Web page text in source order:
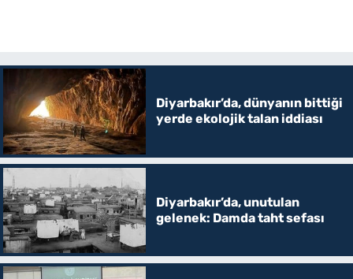
Diyarbakır’da, dünyanın bittiği
yerde ekolojik talan iddiası
Diyarbakır’da, unutulan
gelenek: Damda taht sefası